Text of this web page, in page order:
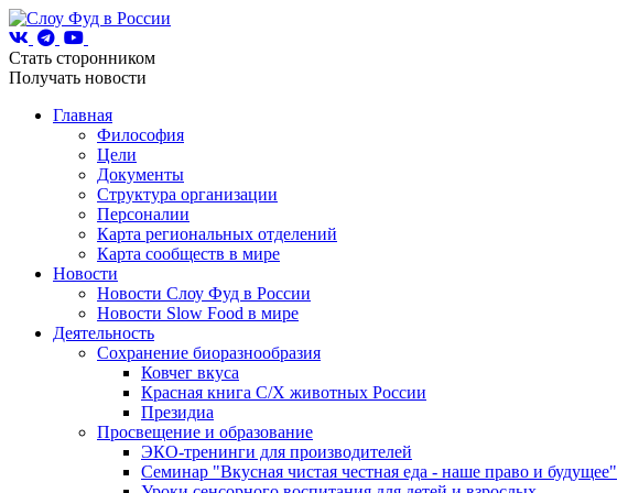
Стать сторонником
Получать новости
Главная
Философия
Цели
Документы
Структура организации
Персоналии
Карта региональных отделений
Карта сообществ в мире
Новости
Новости Слоу Фуд в России
Новости Slow Food в мире
Деятельность
Сохранение биоразнообразия
Ковчег вкуса
Красная книга С/Х животных России
Президиа
Просвещение и образование
ЭКО-тренинги для производителей
Семинар "Вкусная чистая честная еда - наше право и будущее"